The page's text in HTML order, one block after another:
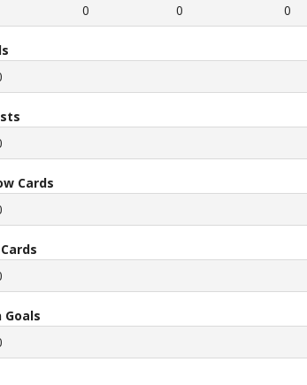
0 0 0
Cards
Goals